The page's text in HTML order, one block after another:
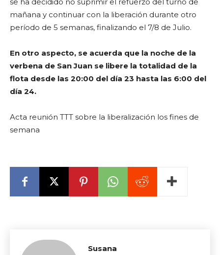
mañana y continuar con la liberación durante otro
período de 5 semanas, finalizando el 7/8 de Julio.
En otro aspecto, se acuerda que la noche de la
verbena de San Juan se libere la totalidad de la
flota desde las 20:00 del día 23 hasta las 6:00 del
día 24.
Acta reunión TTT sobre la liberalización los fines de
semana
Susana